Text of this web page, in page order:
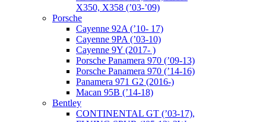
X350, X358 (’03-’09)
Porsche
Cayenne 92A (’10- 17)
Cayenne 9PA (’03-10)
Cayenne 9Y (2017- )
Porsche Panamera 970 (’09-13)
Porsche Panamera 970 (’14-16)
Panamera 971 G2 (2016-)
Macan 95B (’14-18)
Bentley
CONTINENTAL GT (’03-17),